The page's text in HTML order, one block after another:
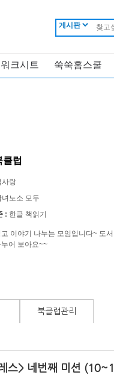
크시트 쑥쑥홈스쿨
클럽
사랑
녀노소 모두
: 한글 책읽기
이야기 나누는 모임입니다~ 도
어 보아요~~
북클럽관리
스> 네번째 미션